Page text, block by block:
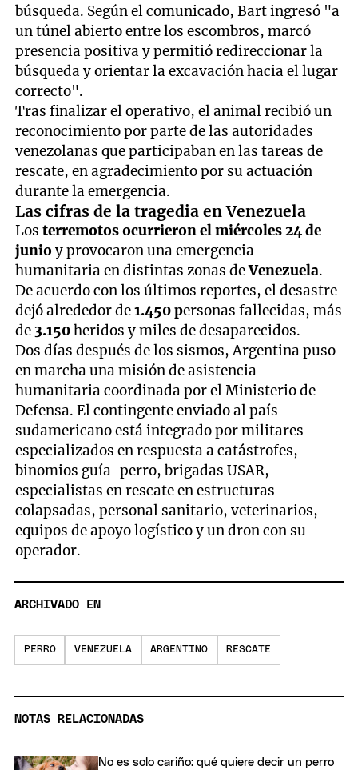
búsqueda. Según el comunicado, Bart ingresó "a
un túnel abierto entre los escombros, marcó
presencia positiva y permitió redireccionar la
búsqueda y orientar la excavación hacia el lugar
correcto".
Tras finalizar el operativo, el animal recibió un
reconocimiento por parte de las autoridades
venezolanas que participaban en las tareas de
rescate, en agradecimiento por su actuación
durante la emergencia.
Las cifras de la tragedia en Venezuela
Los terremotos ocurrieron el miércoles 24 de
junioy provocaron una emergencia
humanitaria en distintas zonas deVenezuela.
De acuerdo con los últimos reportes, el desastre
dejó alrededor de1.450 personas fallecidas, más
de 3.150heridos y miles de desaparecidos.
Dos días después de los sismos, Argentina puso
en marcha una misión de asistencia
humanitaria coordinada por el Ministerio de
Defensa. El contingente enviado al país
sudamericano está integrado por militares
especializados en respuesta a catástrofes,
binomios guía-perro, brigadas USAR,
especialistas en rescate en estructuras
colapsadas, personal sanitario, veterinarios,
equipos de apoyo logístico y un dron con su
operador.
ARCHIVADO EN
PERRO VENEZUELA ARGENTINO RESCATE
NOTAS RELACIONADAS
No es solo cariño: qué quiere decir un perro